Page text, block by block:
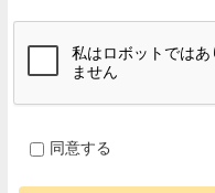
止・消去および第三者への提供の
開示等の求めは、以下の「個人
ご入力頂く情報の提供は任意とな
当ホームページではご利用状況の
個人情報保護管理者
同意する